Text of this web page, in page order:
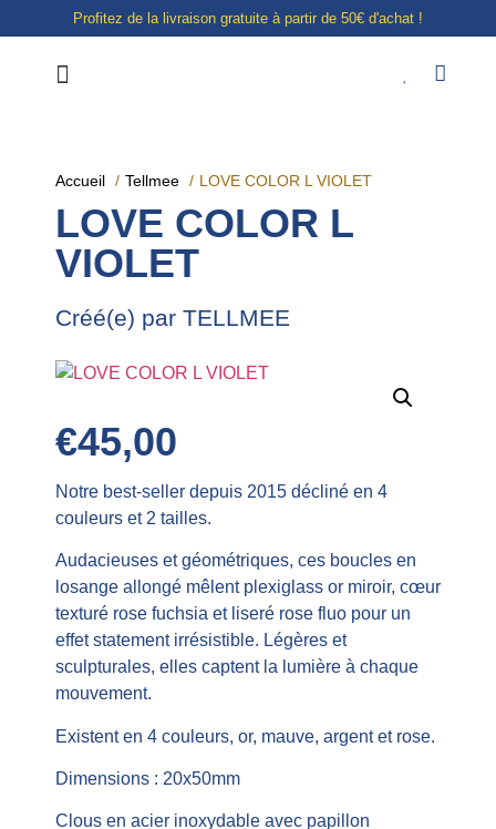
Profitez de la livraison gratuite à partir de 50€ d'achat !
Accueil Tellmee LOVE COLOR L VIOLET
LOVE COLOR L
VIOLET
Créé(e) par TELLMEE
€45,00
Notre best-seller depuis 2015 décliné en 4
couleurs et 2 tailles.
Audacieuses et géométriques, ces boucles en
losange allongé mêlent plexiglass or miroir, cœur
texturé rose fuchsia et liseré rose fluo pour un
effet statement irrésistible. Légères et
sculpturales, elles captent la lumière à chaque
mouvement.
Existent en 4 couleurs, or, mauve, argent et rose.
Dimensions : 20x50mm
Clous en acier inoxydable avec papillon